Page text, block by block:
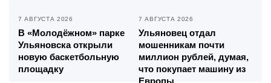
7 АВГУСТА 2026
В «Молодёжном» парке
Ульяновска открыли
новую баскетбольную
площадку
7 АВГУСТА 2026
Ульяновец отдал
мошенникам почти
миллион рублей, думая,
что покупает машину из